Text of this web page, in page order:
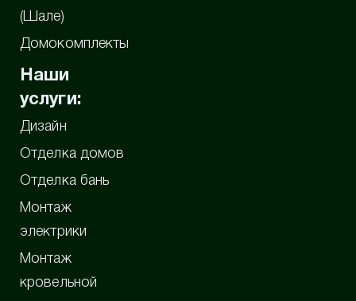
(Шале)
Домокомплекты
Наши
услуги:
Дизайн
Отделка домов
Отделка бань
Монтаж
электрики
Монтаж
кровельной